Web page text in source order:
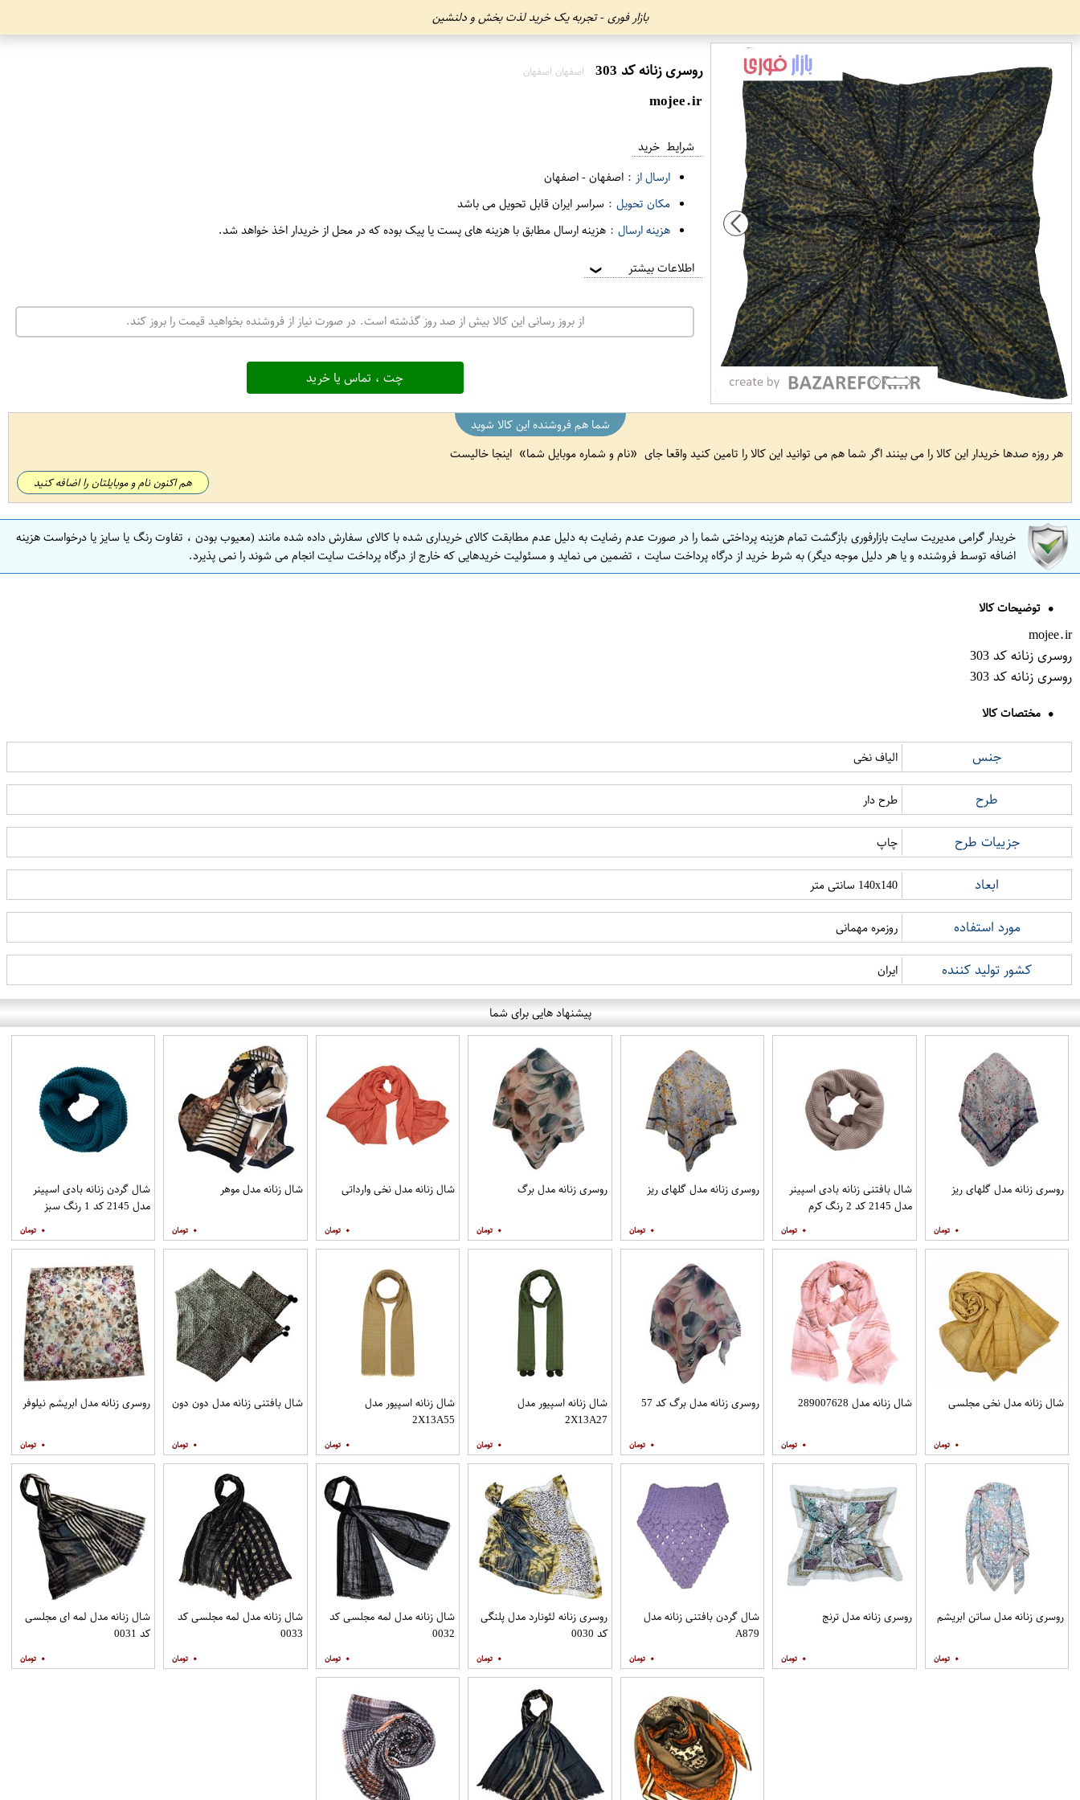
بازار فوری - تجربه یک خرید لذت بخش و دلنشین
روسری زنانه کد 303 اصفهان اصفهان
mojee.ir
شرایط خرید
ارسال از : اصفهان-اصفهان
مکان تحویل : سراسر ایران قابل تحویل می باشد
هزینه ارسال : هزینه ارسال مطابق با هزینه های پست یا پیک بوده که در محل از خریدار اخذ خواهد شد.
اطلاعات بیشتر ❯
از بروز رسانی این کالا بیش از صد روز گذشته است. در صورت نیاز از فروشنده بخواهید قیمت را بروز کند.
چت ، تماس یا خرید
شما هم فروشنده این کالا شوید
هر روزه صدها خریدار این کالا را می بینند اگر شما هم می توانید این کالا را تامین کنید واقعا جای
نام و شماره موبایل شما اینجا خالیست
هم اکنون نام و موبایلتان را اضافه کنید
خریدار گرامی مدیریت سایت بازارفوری بازگشت تمام هزینه پرداختی شما را در صورت عدم رضایت به دلیل عدم مطابقت کالای خریداری شده با کالای سفارش داده شده مانند (معیوب بودن ، تفاوت رنگ یا سایز یا درخواست هزینه
اضافه توسط فروشنده و یا هر دلیل موجه دیگر) به شرط خرید از درگاه پرداخت سایت ، تضمین می نماید و مسئولیت خریدهایی که خارج از درگاه پرداخت سایت انجام می شوند را نمی پذیرد.
توضیحات کالا
mojee.ir
روسری زنانه کد 303
روسری زنانه کد 303
مختصات کالا
جنس الیاف نخی
طرح طرح دار
جزییات طرح چاپ
ابعاد 140x140 سانتی متر
مورد استفاده روزمره مهمانی
کشور تولید کننده ایران
پیشنهاد هایی برای شما
روسری زنانه مدل گلهای ریز
۰
شال بافتنی زنانه بادی اسپینر
مدل 2145 کد 2 رنگ کرم
۰
روسری زنانه مدل گلهای ریز
۰
روسری زنانه مدل برگ
۰
شال زنانه مدل نخی وارداتی
۰
شال زنانه مدل موهر
۰
شال گردن زنانه بادی اسپینر
مدل 2145 کد 1 رنگ سبز
۰
شال زنانه مدل نخی مجلسی
۰
شال زنانه مدل 289007628
۰
روسری زنانه مدل برگ کد 57
۰
شال زنانه اسپیور مدل
2X13A27
۰
شال زنانه اسپیور مدل
2X13A55
۰
شال بافتنی زنانه مدل دون دون
۰
روسری زنانه مدل ابریشم نیلوفر
۰
روسری زنانه مدل ساتن ابریشم
۰
روسری زنانه مدل ترنج
۰
شال گردن بافتنی زنانه مدل
A879
۰
روسری زنانه لئونارد مدل پلنگی
کد 0030
۰
شال زنانه مدل لمه مجلسی کد
0032
۰
شال زنانه مدل لمه مجلسی کد
0033
۰
شال زنانه مدل لمه ای مجلسی
کد 0031
۰